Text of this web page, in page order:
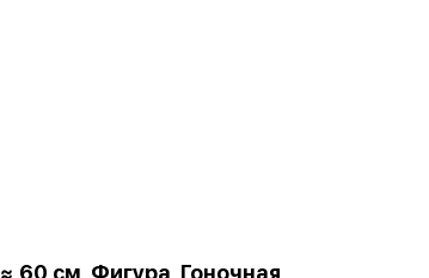
≈ 60 см, Фигура, Гоночная